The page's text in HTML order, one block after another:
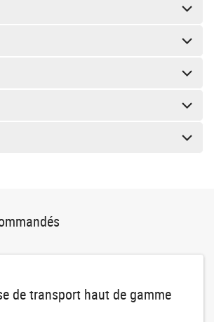
de transport haut de gamme